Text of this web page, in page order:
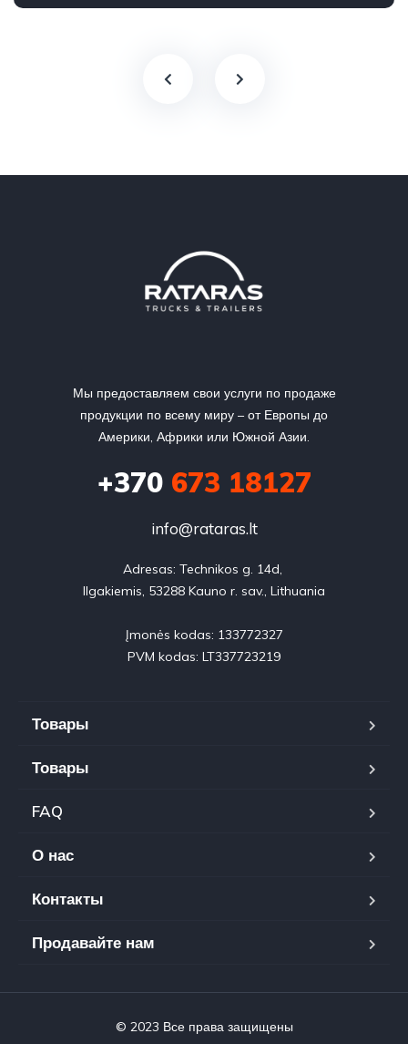
Мы предоставляем свои услуги по продаже
продукции по всему миру – от Европы до
Америки, Африки или Южной Азии.
+370673 18127
info@rataras.lt
Adresas: Technikos g. 14d,
Ilgakiemis, 53288 Kauno r. sav., Lithuania
Įmonės kodas: 133772327
PVM kodas: LT337723219
Товары
Товары
FAQ
О нас
Контакты
Продавайте нам
© 2023 Все права защищены